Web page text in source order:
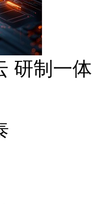
研制一